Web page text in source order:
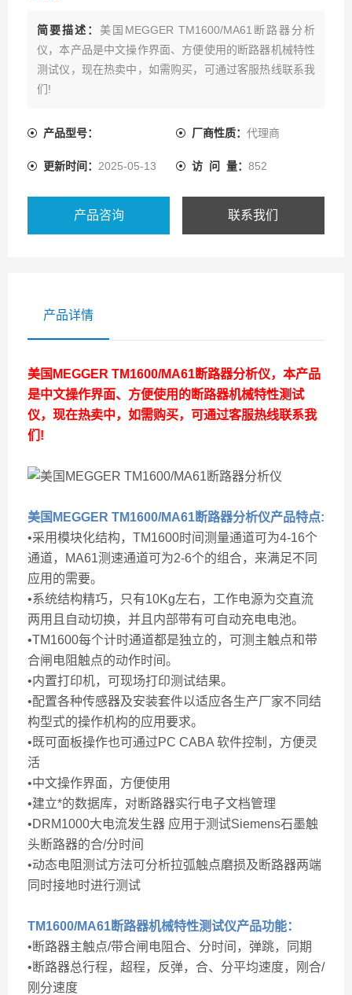
简要描述： 美国MEGGER TM1600/MA61断路器分析
仪，本产品是中文操作界面、方便使用的断路器机械特性
测试仪，现在热卖中，如需购买，可通过客服热线联系我
们!
产品型号： 厂商性质： 代理商
更新时间： 2025-05-13 访 问 量： 852
产品咨询 联系我们
产品详情
美国MEGGER TM1600/MA61断路器分析仪，本产品
是中文操作界面、方便使用的断路器机械特性测试
仪，现在热卖中，如需购买，可通过客服热线联系我
们!
美国MEGGER TM1600/MA61断路器分析仪产品特点:
•采用模块化结构，TM1600时间测量通道可为4-16个
通道，MA61测速通道可为2-6个的组合，来满足不同
应用的需要。
•系统结构精巧，只有10Kg左右，工作电源为交直流
两用且自动切换，并且内部带有可自动充电电池。
•TM1600每个计时通道都是独立的，可测主触点和带
合闸电阻触点的动作时间。
•内置打印机，可现场打印测试结果。
•配置各种传感器及安装套件以适应各生产厂家不同结
构型式的操作机构的应用要求。
•既可面板操作也可通过PC CABA 软件控制，方便灵
活
•中文操作界面，方便使用
•建立*的数据库，对断路器实行电子文档管理
•DRM1000大电流发生器 应用于测试Siemens石墨触
头断路器的合/分时间
•动态电阻测试方法可分析拉弧触点磨损及断路器两端
同时接地时进行测试
TM1600/MA61断路器机械特性测试仪产品功能：
•断路器主触点/带合闸电阻合、分时间，弹跳，同期
•断路器总行程，超程，反弹，合、分平均速度，刚合/
刚分速度